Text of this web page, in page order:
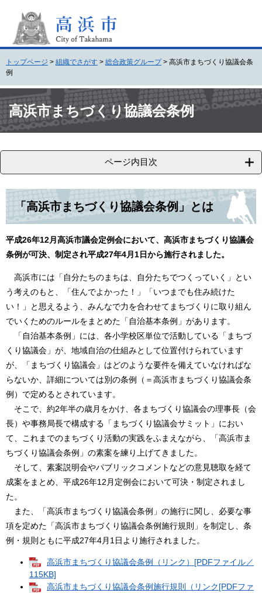
頭
。
飛
て
本
文
トップページ > 組織でさがす > 総合政策グループ > 高浜市まちづくり協議会条
例
文 高浜市まちづくり協議会条例
ページ内目次
「高浜市まちづくり協議会条例」とは
平成26年12月高浜市議会定例会において、高浜市まちづくり協議会
条例が可決、制定され平成27年4月1日から施行されました。
高浜市には「自分たちのまちは、自分たちでつくっていく」とい
う考えのもと、「住んでよかった！」「いつまでも住み続けた
い！」と思えるよう、みんなで力を合わせてまちづくりに取り組ん
でいくためのルールをまとめた「自治基本条例」があります。
「自治基本条例」には、各小学校区単位で活動している「まちづ
くり協議会」が、地域自治の仕組みとして位置付けられています
が、「まちづくり協議会」はどのような要件を備えていなければな
らないか、詳細については別の条例（＝高浜市まちづくり協議会条
例）で定めるとされています。
そこで、約2年半の歳月をかけ、各まちづくり協議会の理事長（会
長）や事務局長で構成する「まちづくり協議会サミット」におい
て、これまでのまちづくり活動の実践をふまえながら、「高浜市ま
ちづくり協議会条例」の素案を練り上げてきました。
そして、素案説明会やパブリックコメントなどの意見聴取を経て
成案をまとめ、平成26年12月定例会において可決・制定されまし
た。
また、「高浜市まちづくり協議会条例」の施行に関し、必要な事
項を定めた「高浜市まちづくり協議会条例施行規則」を制定し、条
例・規則ともに平成27年4月1日より施行されました。
高浜市まちづくり協議会条例（リンク）[PDFファイル／
115KB]
高浜市まちづくり協議会条例施行規則（リンク[PDFファ